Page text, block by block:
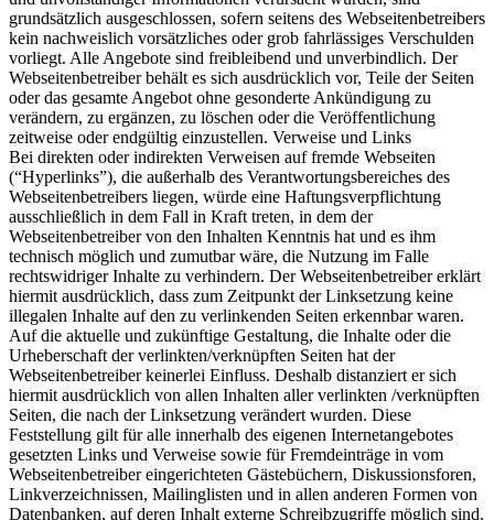
grundsätzlich ausgeschlossen, sofern seitens des Webseitenbetreibers
kein nachweislich vorsätzliches oder grob fahrlässiges Verschulden
vorliegt. Alle Angebote sind freibleibend und unverbindlich. Der
Webseitenbetreiber behält es sich ausdrücklich vor, Teile der Seiten
oder das gesamte Angebot ohne gesonderte Ankündigung zu
verändern, zu ergänzen, zu löschen oder die Veröffentlichung
zeitweise oder endgültig einzustellen. Verweise und Links
Bei direkten oder indirekten Verweisen auf fremde Webseiten
(“Hyperlinks”), die außerhalb des Verantwortungsbereiches des
Webseitenbetreibers liegen, würde eine Haftungsverpflichtung
ausschließlich in dem Fall in Kraft treten, in dem der
Webseitenbetreiber von den Inhalten Kenntnis hat und es ihm
technisch möglich und zumutbar wäre, die Nutzung im Falle
rechtswidriger Inhalte zu verhindern. Der Webseitenbetreiber erklärt
hiermit ausdrücklich, dass zum Zeitpunkt der Linksetzung keine
illegalen Inhalte auf den zu verlinkenden Seiten erkennbar waren.
Auf die aktuelle und zukünftige Gestaltung, die Inhalte oder die
Urheberschaft der verlinkten/verknüpften Seiten hat der
Webseitenbetreiber keinerlei Einfluss. Deshalb distanziert er sich
hiermit ausdrücklich von allen Inhalten aller verlinkten /verknüpften
Seiten, die nach der Linksetzung verändert wurden. Diese
Feststellung gilt für alle innerhalb des eigenen Internetangebotes
gesetzten Links und Verweise sowie für Fremdeinträge in vom
Webseitenbetreiber eingerichteten Gästebüchern, Diskussionsforen,
Linkverzeichnissen, Mailinglisten und in allen anderen Formen von
Datenbanken, auf deren Inhalt externe Schreibzugriffe möglich sind.